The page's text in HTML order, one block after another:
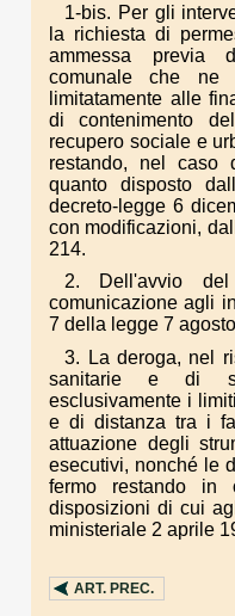
1-bis. Per gli
la richiesta di
ammessa previa
comunale che ne
limitatamente alle
di contenimento
recupero sociale e
restando, nel caso
quanto disposto
decreto-legge 6
con modificazioni,
214.
2. Dell'avvio del
comunicazione agli
7 della legge 7
3. La deroga, nel
sanitarie e di
esclusivamente i
e di distanza tra i
attuazione degli
esecutivi, nonché le
fermo restando in
disposizioni di cui
ministeriale 2 aprile
ART. PREC.